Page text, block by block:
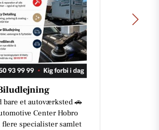
🚗
Hobro
samlet